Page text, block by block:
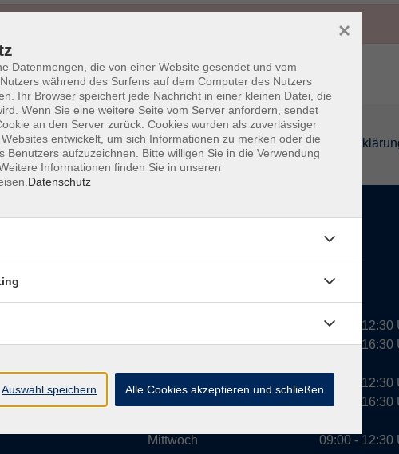
Impressum AGBs Datenschutzerklärung
e. V.
Dienstag
Mittwoch
09:00 - 12:30
13:00 - 16:30
10:00 - 12:30
13:00 - 16:30
09:00 - 12:30
Datenmengen, die von einer Website gesendet und vom
während des Surfens auf dem Computer des Nutzers
Ihr Browser speichert jede Nachricht in einer kleinen Datei, die
Wenn Sie eine weitere Seite vom Server anfordern, sendet
an den Server zurück. Cookies wurden als zuverlässiger
entwickelt, um sich Informationen zu merken oder die
Benutzers aufzuzeichnen. Bitte willigen Sie in die Verwendung
Informationen finden Sie in unseren
Datenschutz
×
Auswahl speichern Alle Cookies akzeptieren und schließen